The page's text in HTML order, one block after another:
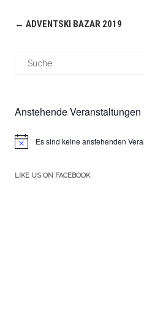
Navigation
← ADVENTSKI BAZAR 2019
Anstehende Veranstaltungen
HinweisEs sind keine anstehenden
LIKE US ON FACEBOOK